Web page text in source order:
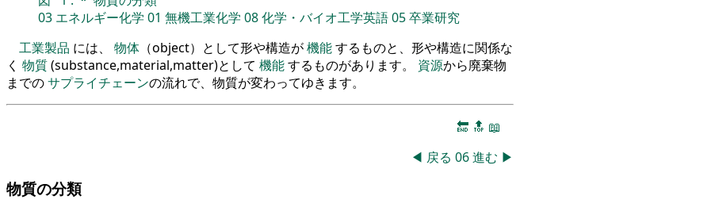
03 エネルギー化学 01 無機工業化学 08化学・バイオ工学英語05卒業研究
工業製品 には、 物体 （object）として形や構造が機能するものと、形や構造に関係な
く 物質(substance,material,matter)として 機能するものがあります。 資源から廃棄物
までのサプライチェーンの流れで、物質が変わってゆきます。
🔚 🔝 📖
◀ 戻る 06進む ▶
物質の分類